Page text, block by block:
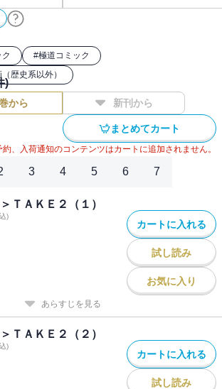
#極道コミック
歴史系以外）
)
から 新刊から
まとめてカート
、入荷通知のコンテンツはカートに追加されません。
3 4 5 6 7
ＴＡＫＥ２（１）
)
カートに入れる
試し読み
お気に入り
あらすじを見る
ＴＡＫＥ２（２）
)
カートに入れる
試し読み